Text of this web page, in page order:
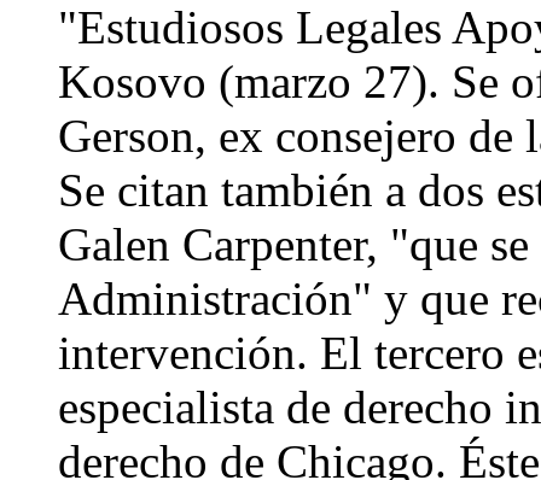
"Estudiosos Legales
Kosovo (marzo 27). Se
Gerson, ex consejero
Se citan también a dos
Galen Carpenter, "que
Administración" y que
intervención. El tercero
especialista de derecho
derecho de Chicago.